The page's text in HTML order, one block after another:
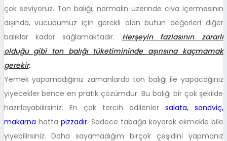
çok seviyoruz. Ton balığı, normalin üzerinde civa içermesinin
dışında, vücudumuz için gerekli olan bütün değerleri diğer
balıklar kadar sağlamaktadır. Herşeyin fazlasının zararlı
olduğu gibi ton balığı tüketimininde aşırısına kaçmamak
gerekir.
Yemek yapamadığınız zamanlarda ton balığı ile yapacağınız
yiyecekler bence en pratik çözümdür. Bu balığı bir çok şekilde
hazırlayabilirsiniz. En çok tercih edilenler salata, sandviç,
makarna hatta pizzadır. Sadece tabağa koyarak ekmekle bile
yiyebilirsiniz. Daha sayamadığım birçok çeşidini yapmanız